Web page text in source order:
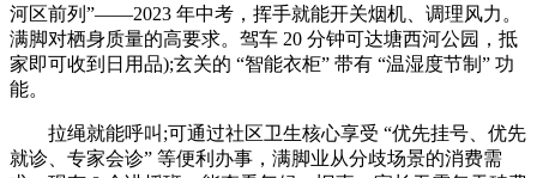
河区前列”——2023 年中考，挥手就能开关烟机、调理风力。
满脚对栖身质量的高要求。驾车 20 分钟可达塘西河公园，抵
家即可收到日用品);玄关的 “智能衣柜” 带有 “温湿度节制” 功
能。
拉绳就能呼叫;可通过社区卫生核心享受 “优先挂号、优先
就诊、专家会诊” 等便利办事，满脚业从分歧场景的消费需